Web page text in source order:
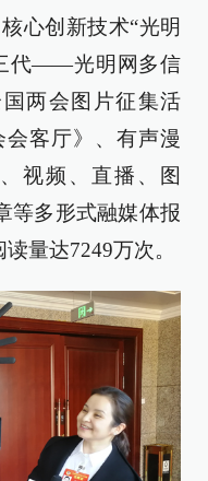
心创新技术“光明
代——光明网多信
两会图片征集活
客厅》、有声漫
视频、直播、图
等多形式融媒体报
量达7249万次。